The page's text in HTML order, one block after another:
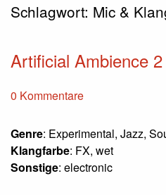
Schlagwort: Mic &
Artificial Ambience 2
0 Kommentare
Genre: Experimental, Jazz,
Klangfarbe: FX, wet
Sonstige: electronic